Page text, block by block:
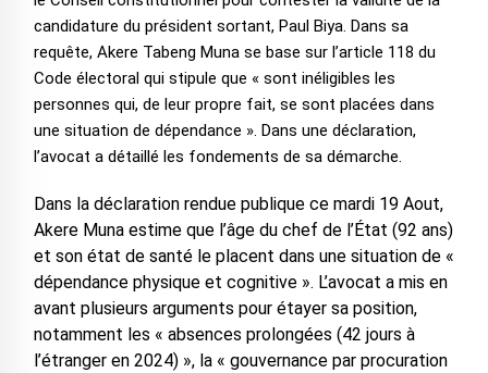
candidature du président sortant, Paul Biya. Dans sa
requête, Akere Tabeng Muna se base sur l’article 118 du
Code électoral qui stipule que « sont inéligibles les
personnes qui, de leur propre fait, se sont placées dans
une situation de dépendance ». Dans une déclaration,
l’avocat a détaillé les fondements de sa démarche.
Dans la déclaration rendue publique ce mardi 19 Aout,
Akere Muna estime que l’âge du chef de l’État (92 ans)
et son état de santé le placent dans une situation de «
dépendance physique et cognitive ». L’avocat a mis en
avant plusieurs arguments pour étayer sa position,
notamment les « absences prolongées (42 jours à
l’étranger en 2024) », la « gouvernance par procuration